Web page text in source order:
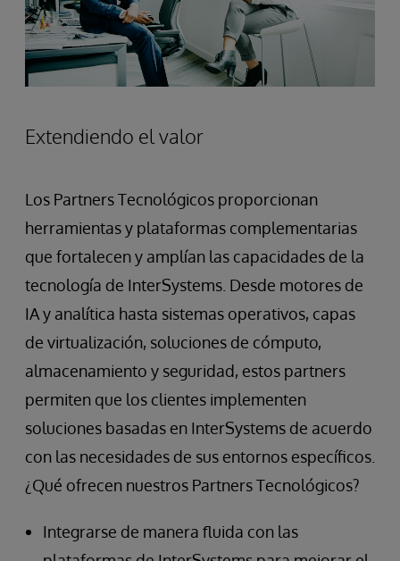
Extendiendo el valor
Los Partners Tecnológicos proporcionan
herramientas y plataformas complementarias
que fortalecen y amplían las capacidades de la
tecnología de InterSystems. Desde motores de
IA y analítica hasta sistemas operativos, capas
de virtualización, soluciones de cómputo,
almacenamiento y seguridad, estos partners
permiten que los clientes implementen
soluciones basadas en InterSystems de acuerdo
con las necesidades de sus entornos específicos.
¿Qué ofrecen nuestros Partners Tecnológicos?
Integrarse de manera fluida con las